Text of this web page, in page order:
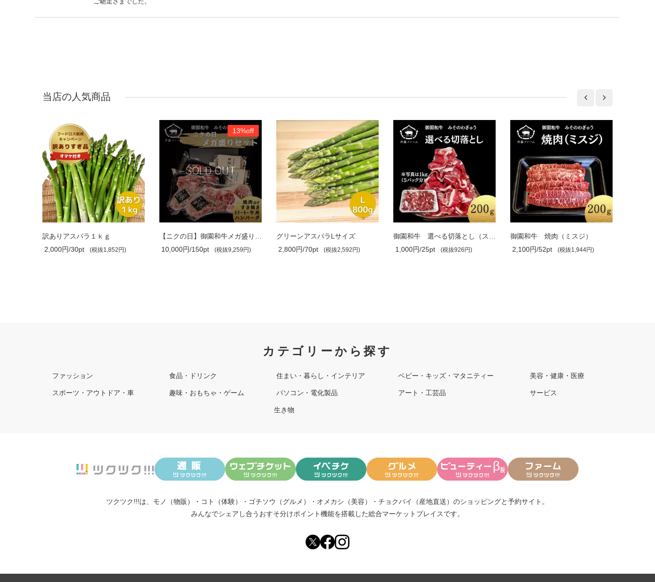
当店の人気商品
訳ありアスパラ１ｋｇ
2,000円/30pt
(税抜1,852円)
13%off
10,000円/150pt
(税抜9,259円)
グリーンアスパラLサイズ
2,800円/70pt
(税抜2,592円)
1,000円/25pt
(税抜926円)
御園和牛 焼肉（ミスジ）
2,100円/52pt
(税抜1,944円)
カテゴリーから探す
ファッション 食品・ドリンク 住まい・暮らし・インテリア ベビー・キッズ・マタニティー 美容・健康・医療
スポーツ・アウトドア・車 趣味・おもちゃ・ゲーム パソコン・電化製品 アート・工芸品 サービス
生き物
ツクツク!!!は、 モノ（物販） ・ コト（体験） ・ ゴチソウ（グルメ） ・ オメカシ（美容） ・ チョクバイ（産地直送） のショッピングと予約サイト。
みんなでシェアし合う おすそ分けポイント機能を搭載した総合マーケットプレイスです。